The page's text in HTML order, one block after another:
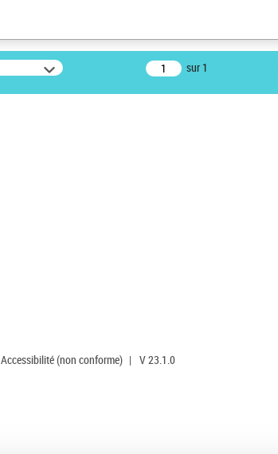
sur 1
Accessibilité (non conforme) | V 23.1.0